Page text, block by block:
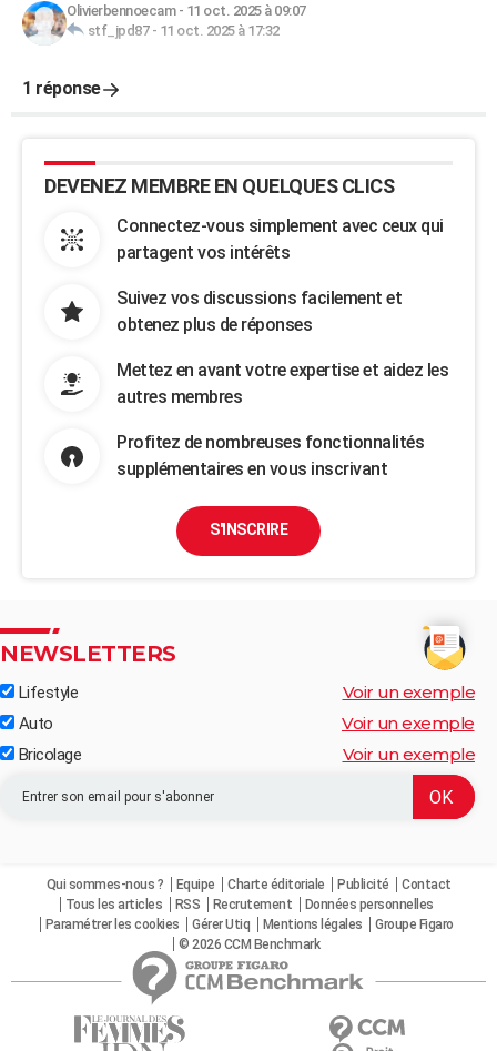
Olivierbennoecam- 11 oct. 2025 à 09:07
stf_jpd87- 11 oct. 2025 à 17:32
1 réponse
DEVENEZ MEMBRE EN QUELQUES CLICS
Connectez-vous simplement avec ceux qui
partagent vos intérêts
Suivez vos discussions facilement et
obtenez plus de réponses
Mettez en avant votre expertise et aidez les
autres membres
Profitez de nombreuses fonctionnalités
supplémentaires en vous inscrivant
S'INSCRIRE
NEWSLETTERS
Lifestyle Voir un exemple
Auto Voir un exemple
Bricolage Voir un exemple
Qui sommes-nous ? Equipe Charte éditoriale Publicité
Contact
Tous les articles
RSS Recrutement
Données personnelles
Paramétrer les cookies
Gérer Utiq Mentions légales
Groupe Figaro
© 2026 CCM Benchmark